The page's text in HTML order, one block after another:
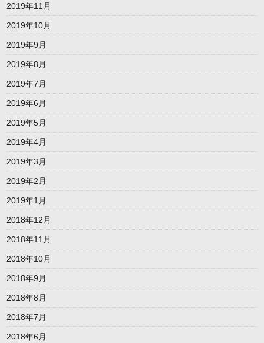
2019年11月
2019年10月
2019年9月
2019年8月
2019年7月
2019年6月
2019年5月
2019年4月
2019年3月
2019年2月
2019年1月
2018年12月
2018年11月
2018年10月
2018年9月
2018年8月
2018年7月
2018年6月